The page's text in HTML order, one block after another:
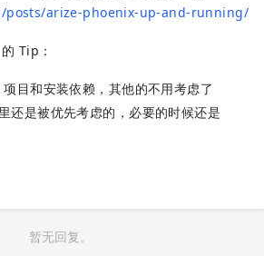
posts/arize-phoenix-up-and-running/
Tip：
目和安装依赖，其他的不用考虑了
还是被优先考虑的，必要的时候还是
暂无回复。